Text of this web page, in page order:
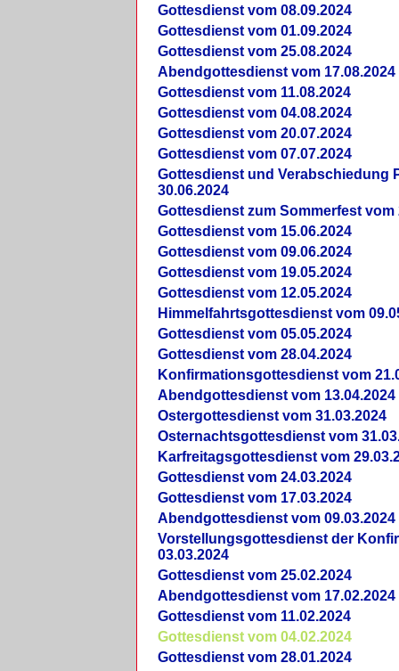
Gottesdienst vom 08.09.2024
Gottesdienst vom 01.09.2024
Gottesdienst vom 25.08.2024
Abendgottesdienst vom 17.08.2024
Gottesdienst vom 11.08.2024
Gottesdienst vom 04.08.2024
Gottesdienst vom 20.07.2024
Gottesdienst vom 07.07.2024
Gottesdienst und Verabschiedung
30.06.2024
Gottesdienst zum Sommerfest vom
Gottesdienst vom 15.06.2024
Gottesdienst vom 09.06.2024
Gottesdienst vom 19.05.2024
Gottesdienst vom 12.05.2024
Himmelfahrtsgottesdienst vom
Gottesdienst vom 05.05.2024
Gottesdienst vom 28.04.2024
Konfirmationsgottesdienst vom
Abendgottesdienst vom 13.04.2024
Ostergottesdienst vom 31.03.2024
Osternachtsgottesdienst vom
Karfreitagsgottesdienst vom
Gottesdienst vom 24.03.2024
Gottesdienst vom 17.03.2024
Abendgottesdienst vom 09.03.2024
Vorstellungsgottesdienst der
03.03.2024
Gottesdienst vom 25.02.2024
Abendgottesdienst vom 17.02.2024
Gottesdienst vom 11.02.2024
Gottesdienst vom 04.02.2024
Gottesdienst vom 28.01.2024